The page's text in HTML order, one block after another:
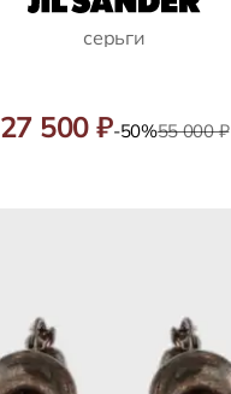
серьги
27 500 ₽-50%55 000 ₽